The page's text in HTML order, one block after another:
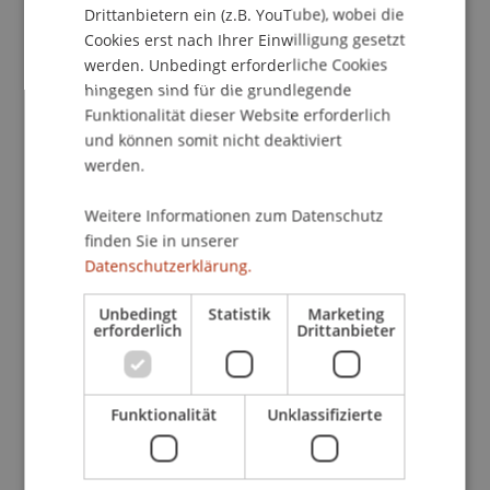
Basis. Unter anderem beruhen die Rechtsakte
nunmehr auf einem einfacheren aber auch
demokratischeren Verfahren, der EuGH hat eine
stärkere Rolle bei der Kontrolle und
Durchsetzung in strafrechtlichen
Angelegenheiten erhalten, es wurden durch den
Determinanten vorgegeben und die Charta der
Grundrechte ist nun verbindlich. All diese
Faktoren führten zu verstärkten Entwicklungen in
den letzten 5 Jahren. Die Tagung will diese
Entwicklungen im materiellen und formellen
Strafrecht aus nationaler und europäischer
Die Vorträge und Diskussionen beschäftigen sich
insbesondere mit der Frage der Entwicklung einer
Drittanbietern ein (z.B. YouTube), wobei die
Cookies erst nach Ihrer Einwilligung gesetzt
werden. Unbedingt erforderliche Cookies
hingegen sind für die grundlegende
Funktionalität dieser Website erforderlich
und können somit nicht deaktiviert
werden.
Weitere Informationen zum Datenschutz
finden Sie in unserer
Datenschutzerklärung.
Unbedingt
erforderlich
Statistik Marketing
Drittanbieter
Funktionalität Unklassifizierte